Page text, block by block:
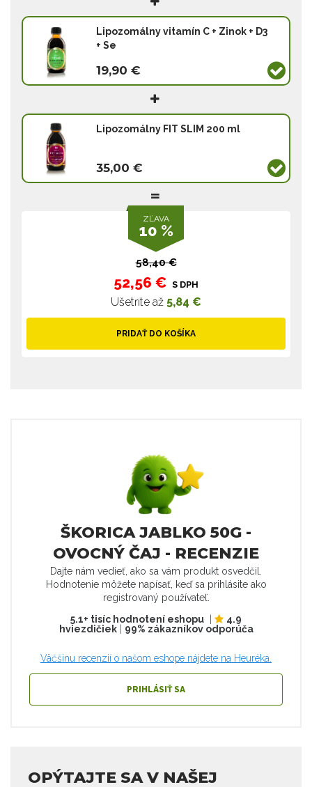
Lipozomálny vitamín C + Zinok + D3
+ Se
19,90 €
Lipozomálny FIT SLIM 200 ml
35,00 €
ZĽAVA
10 %
58,40 €
52,56 € S DPH
Ušetríte až 5,84 €
PRIDAŤ DO KOŠÍKA
ŠKORICA JABLKO 50G -
OVOCNÝ ČAJ - RECENZIE
Dajte nám vedieť, ako sa vám produkt osvedčil.
Hodnotenie môžete napísať, keď sa prihlásite ako
registrovaný používateľ.
5.1+ tisíc hodnotení eshopu
4.9
hviezdičiek| 99% zákazníkov odporúča
Väčšinu recenzií o našom eshope nájdete na Heuréka.
PRIHLÁSIŤ SA
OPÝTAJTE SA V NAŠEJ